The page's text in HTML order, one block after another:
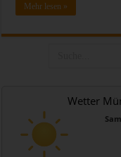
Mehr lesen »
Wetter